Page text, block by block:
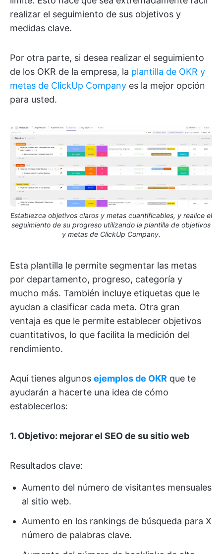
realizar el seguimiento de sus objetivos y
medidas clave.
Por otra parte, si desea realizar el seguimiento
de los OKR de la empresa, la plantilla de OKR y
metas de ClickUp Company es la mejor opción
para usted.
Establezca objetivos claros y metas cuantificables, y realice el
seguimiento de su progreso utilizando la plantilla de objetivos
y metas de ClickUp Company.
Esta plantilla le permite segmentar las metas
por departamento, progreso, categoría y
mucho más. También incluye etiquetas que le
ayudan a clasificar cada meta. Otra gran
ventaja es que le permite establecer objetivos
cuantitativos, lo que facilita la medición del
rendimiento.
Aquí tienes algunos ejemplos de OKR que te
ayudarán a hacerte una idea de cómo
establecerlos:
1. Objetivo: mejorar el SEO de su sitio web
Resultados clave:
Aumento del número de visitantes mensuales
al sitio web.
Aumento en los rankings de búsqueda para X
número de palabras clave.